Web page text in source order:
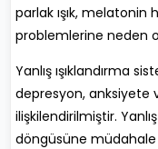
parlak ışık,
problemlerine neden
Yanlış ışıklandırma
depresyon, anksiyete
ilişkilendirilmiştir.
döngüsüne